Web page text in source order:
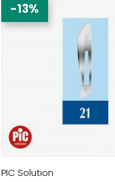
-13%
PIC Solution